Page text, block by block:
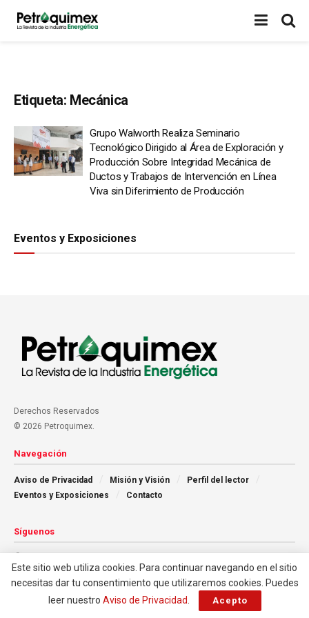
Etiqueta: Mecánica
Grupo Walworth Realiza Seminario
Tecnológico Dirigido al Área de Exploración y
Producción Sobre Integridad Mecánica de
Ductos y Trabajos de Intervención en Línea
Viva sin Diferimiento de Producción
Eventos y Exposiciones
Derechos Reservados
© 2026 Petroquimex.
Navegación
Aviso de Privacidad Misión y Visión
Perfil del lector
Eventos y Exposiciones
Contacto
Síguenos
Este sitio web utiliza cookies. Para continuar navegando en el sitio
necesitas dar tu consentimiento que utilizaremos cookies. Puedes
leer nuestro Aviso de Privacidad Acepto